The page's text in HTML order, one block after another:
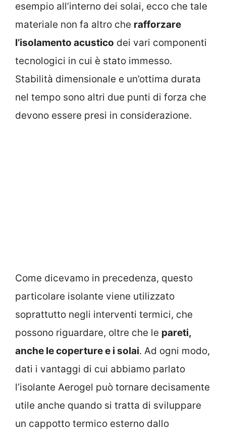
esempio all’interno dei solai, ecco che tale
materiale non fa altro che rafforzare
l’isolamento acustico dei vari componenti
tecnologici in cui è stato immesso.
Stabilità dimensionale e un’ottima durata
nel tempo sono altri due punti di forza che
devono essere presi in considerazione.
Come dicevamo in precedenza, questo
particolare isolante viene utilizzato
soprattutto negli interventi termici, che
possono riguardare, oltre che le pareti,
anche le coperture e i solai. Ad ogni modo,
dati i vantaggi di cui abbiamo parlato
l’isolante Aerogel può tornare decisamente
utile anche quando si tratta di sviluppare
un cappotto termico esterno dallo